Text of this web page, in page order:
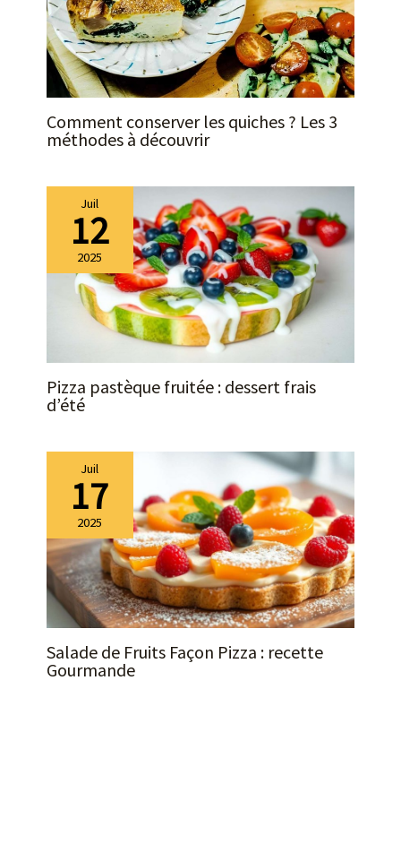
avec tampons en
caoutchouc pour une
stabilité maximale.
Comment conserver les quiches ? Les 3
méthodes à découvrir
Juil
12
2025
Pizza pastèque fruitée : dessert frais
d’été
Juil
17
2025
Salade de Fruits Façon Pizza : recette
Gourmande